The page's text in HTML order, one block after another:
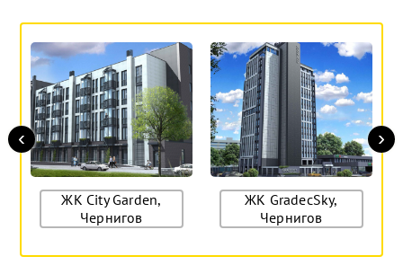
ЖК City Garden,
Чернигов
ЖК GradecSky,
Чернигов
‹ ›